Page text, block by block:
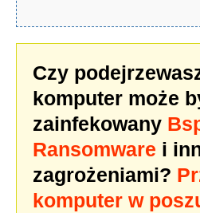
Czy
komputer może
zainfekowany
Ransomware i
zagrożeniami?
komputer w